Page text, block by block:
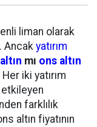
liman olarak
Ancak yatırım
mı ons altın
iki yatırım
etkileyen
farklılık
altın fiyatının